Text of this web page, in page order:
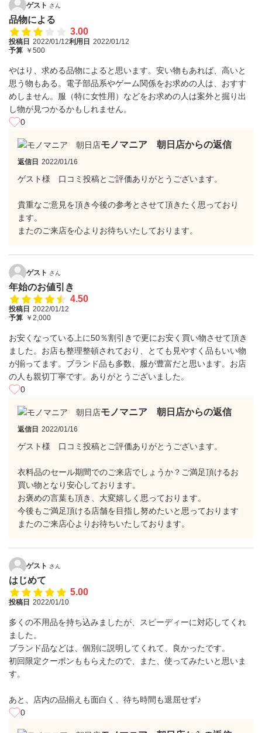
ゲスト さん
品物による
3.00
投稿日 2022/01/12利用日 2022/01/12
予算 ￥500
やはり、求める品物によると思います。安い物もあれば、高いと
思う物もある。電子部品系やゲーム関係をお求めの人は、おすす
めしません。服（特に女性用）などをお求めの人は案外と掘り出
し物が見つかるかもしれません。
0
モノマニア 朝日店からの返信
返信日 2022/01/16
ゲスト様 口コミ投稿とご評価ありがとうございます。
貴重なご意見を頂き今後の参考とさせて頂きたく思っており
ます。
またのご来店を心よりお待ちいたしております。
ゲスト さん
年始のお値引き
4.50
投稿日 2022/01/12
予算 ￥2,000
お安くなっている上に50％割引きで更にお安く買い物させて頂き
ました。お店も整理整頓されており、とても見やすく品もいい物
が揃ってます。ブランド品も多数、服が豊富だと思います。お店
の人も親切丁寧です。ありがとうございました。
0
モノマニア 朝日店からの返信
返信日 2022/01/16
ゲスト様 口コミ投稿とご評価ありがとうございます。
衣料品のセール期間でのご来店でしょうか？ご満足頂けるお
買い物となり安心しております。
お褒めの言葉も頂き、大変嬉しく思っております。
今後もご満足頂ける店舗を目指し努めたいと思っております
またのご来店心よりお待ちいたしております。
ゲスト さん
はじめて
5.00
投稿日 2022/01/10
多くの不用品を持ち込みましたが、スピーディーに対応してくれ
ました。
ブランド品などは、個別に説明してくれて、良かったです。
初回限定クーポンももらえたので、また、使ってみたいと思いま
す。
あと、店内の品揃えも面白く、待ち時間も退屈せず♪
0